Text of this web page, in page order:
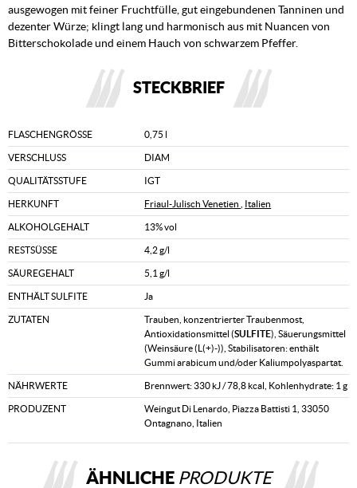
ausgewogen mit feiner Fruchtfülle, gut eingebundenen Tanninen und
dezenter Würze; klingt lang und harmonisch aus mit Nuancen von
Bitterschokolade und einem Hauch von schwarzem Pfeffer.
STECKBRIEF
FLASCHENGRÖSSE 0,75 l
VERSCHLUSS DIAM
QUALITÄTSSTUFE IGT
HERKUNFT Friaul-Julisch Venetien Italien
ALKOHOLGEHALT 13% vol
RESTSÜSSE 4,2 g/l
SÄUREGEHALT 5,1 g/l
ENTHÄLT SULFITE Ja
ZUTATEN
Trauben, konzentrierter Traubenmost,
Antioxidationsmittel (SULFITE), Säuerungsmittel
(Weinsäure (L(+)-)), Stabilisatoren: enthält
Gummi arabicum und/oder Kaliumpolyaspartat.
NÄHRWERTE Brennwert: 330 kJ / 78,8 kcal, Kohlenhydrate: 1 g
PRODUZENT
Weingut Di Lenardo, Piazza Battisti 1, 33050
Ontagnano, Italien
ÄHNLICHE PRODUKTE